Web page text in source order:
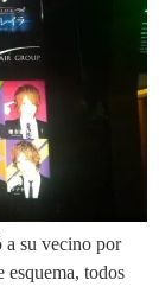
a su vecino por
esquema, todos